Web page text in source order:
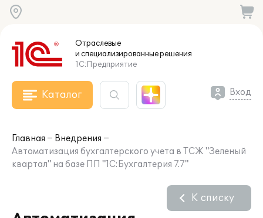
Отраслевые
и специализированныерешения
1С:Предприятие
Каталог Вход
Главная
Внедрения
Автоматизация бухгалтерского учета в ТСЖ "Зеленый
квартал" на базе ПП "1С:Бухгалтерия 7.7"
К списку